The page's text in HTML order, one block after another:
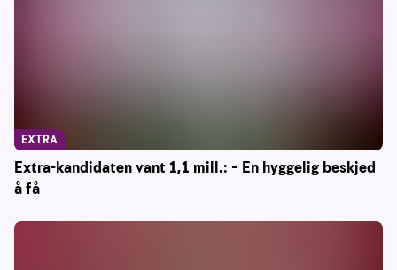
Extra-kandidaten vant 1,1 mill.: – En hyggelig beskjed
å få
EXTRA